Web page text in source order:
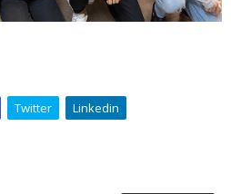
Twitter Linkedin